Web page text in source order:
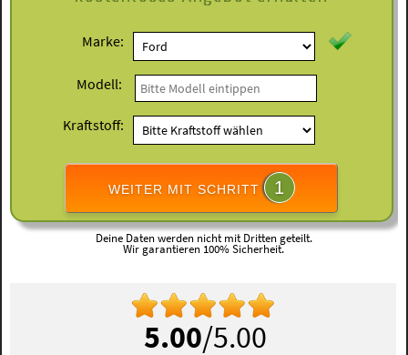
Marke:
Modell:
Kraftstoff:
WEITER MIT SCHRITT 1
Deine Daten werden nicht mit Dritten geteilt.
Wir garantieren 100% Sicherheit.
5.00/5.00